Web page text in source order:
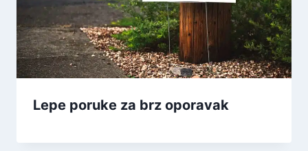
Lepe poruke za brz oporavak